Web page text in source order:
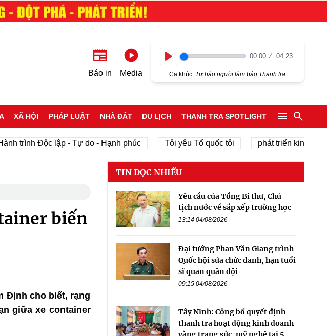
Báo in Media
00:00 04:23
Ca khúc: Tự hào người làm báo Thanh tra
XÃ HỘI PHÁP LUẬT NHÀ ĐẤT DU LỊCH THANH TRA SPOTLIGHT
Độc lập - Tự do - Hạnh phúc Tôi yêu Tổ quốc tôi phát triển kinh tế tư nhân
biến
Định cho biết, rạng
giữa xe container
TIN ĐỌC NHIỀU
Yêu cầu của Tổng Bí thư, Chủ
tịch nước về sắp xếp trường học
13:14 04/08/2026
Đại tướng Phan Văn Giang trình
Quốc hội sửa chức danh, hạn tuổi
sĩ quan quân đội
09:15 04/08/2026
Tây Ninh: Công bố quyết định
thanh tra hoạt động kinh doanh